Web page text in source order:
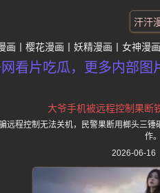
汗汗
画 樱花漫画 妖精漫画 女神漫画
看片吃瓜，更多内部
大爷手机被远程控制果断
远程控制无法关机，民警果断用榔头三
作。
2026-06-16